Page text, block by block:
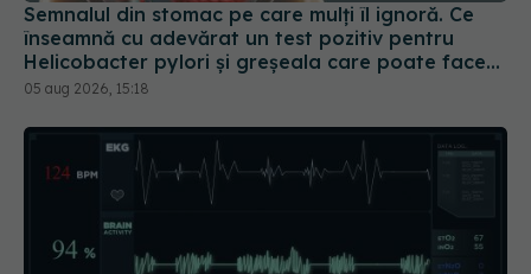
Semnalul din stomac pe care mulți îl ignoră. Ce
înseamnă cu adevărat un test pozitiv pentru
Helicobacter pylori și greșeala care poate face
tratamentul mult mai dificil
05 aug 2026, 15:18